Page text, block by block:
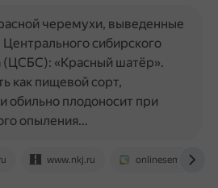
www.nkj.ru onlinesemena.ru
черемухи, выведенные
сибирского
(ЦСБС): «Красный шатёр».
как пищевой сорт,
обильно плодоносит при
опыления…